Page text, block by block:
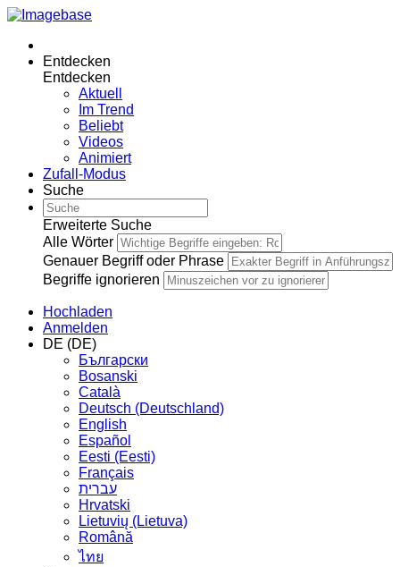
Entdecken
Entdecken
Aktuell
Im Trend
Beliebt
Videos
Animiert
Zufall-Modus
Suche
Erweiterte Suche
Alle Wörter
Genauer Begriff oder Phrase
Begriffe ignorieren
Hochladen
Anmelden
DE (DE)
Български
Bosanski
Сatalà
Deutsch (Deutschland)
English
Español
Eesti (Eesti)
Français
עברית
Hrvatski
Lietuvių (Lietuva)
Română
ไทย